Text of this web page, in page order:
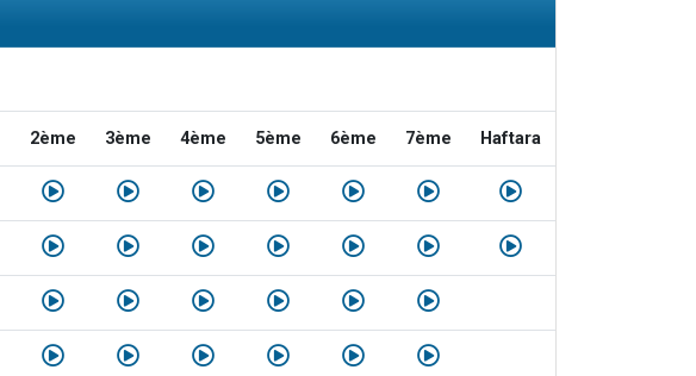
2ème 3ème 4ème 5ème 6ème 7ème Haftara